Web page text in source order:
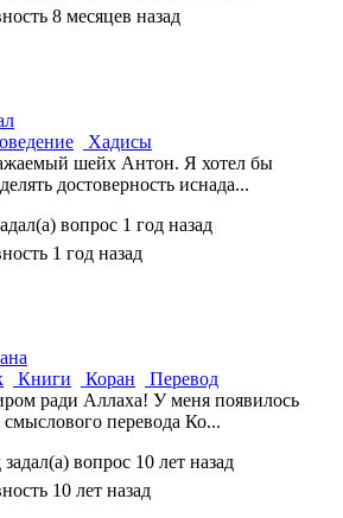
8 месяцев назад
Хадисы
шейх Антон. Я хотел бы
достоверность иснада...
вопрос 1 год назад
1 год назад
Книги Коран
Перевод
ради Аллаха! У меня появилось
перевода Ко...
задал(а) вопрос 10 лет назад
10 лет назад